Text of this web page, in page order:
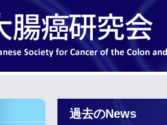
過去のNews